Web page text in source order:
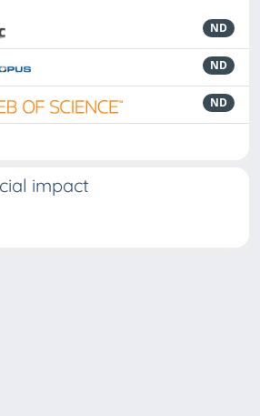
ND
ND
ND
impact